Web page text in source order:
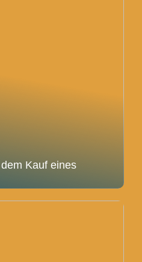
Kauf eines